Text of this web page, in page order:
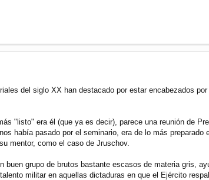
del siglo XX han destacado por estar encabezados
"listo" era él (que ya es decir), parece una reunión de
había pasado por el seminario, era de lo más preparado
mentor, como el caso de Jruschov.
grupo de brutos bastante escasos de materia gris,
militar en aquellas dictaduras en que el Ejército